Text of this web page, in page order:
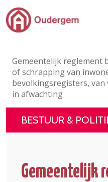
Ga naar de hoofdinhoud
Evenementen &
eLoket
Leven in Oudergem
Gemeentelijk reglement
of schrapping van
bevolkingsregisters, van
in afwachting
BESTUUR &
Gemeentelijk